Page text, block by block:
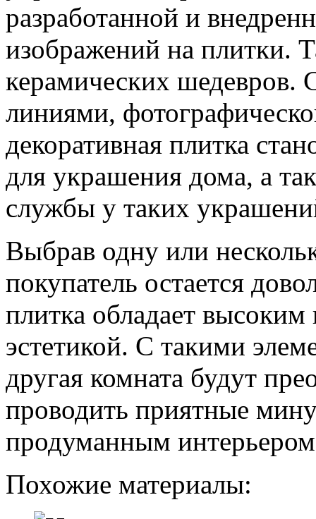
разработанной и
изображений на плитки.
керамических шедевров.
линиями,
декоративная плитка
для украшения дома, а
службы у таких
Выбрав одну или
покупатель остается
плитка обладает
эстетикой. С такими
другая комната будут
проводить приятные
продуманным
Похожие материалы: